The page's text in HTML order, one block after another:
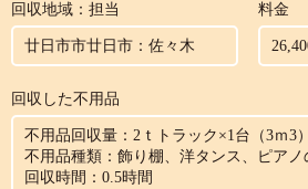
回収地域：担当
廿日市市廿日市：佐々木
料金
回収した不用品
不用品回収量：2ｔトラック×1台（3ｍ3）
不用品種類：飾り棚、洋タンス、ピア
回収時間：0.5時間